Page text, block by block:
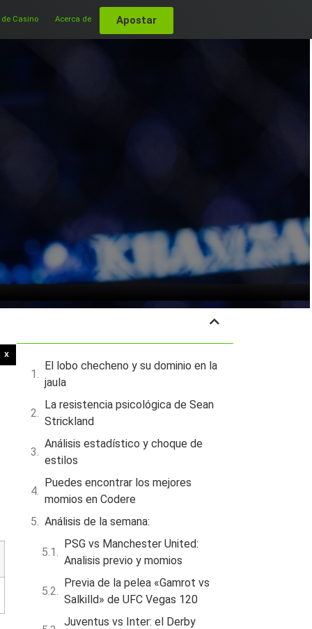
Casino Acerca de Apostar
X
El lobo checheno y su dominio en la
jaula
La resistencia psicológica de Sean
Strickland
Análisis estadístico y choque de
estilos
Puedes encontrar los mejores
momios en Codere
Análisis de la semana:
PSG vs Manchester United:
Analisis previo y momios
Previa de la pelea «Gamrot vs
Salkilld» de UFC Vegas 120
Juventus vs Inter: el Derby